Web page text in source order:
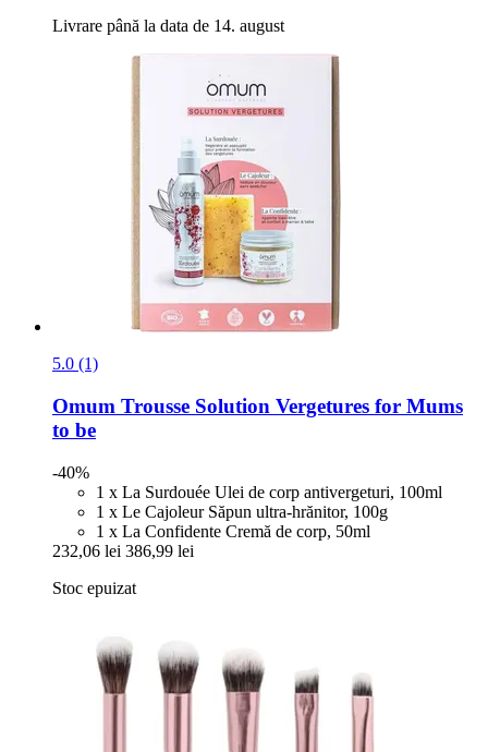
Livrare până la data de 14. august
5.0 (1)
Omum Trousse Solution Vergetures for Mums
to be
-40%
1 x La Surdouée Ulei de corp antivergeturi, 100ml
1 x Le Cajoleur Săpun ultra-hrănitor, 100g
1 x La Confidente Cremă de corp, 50ml
232,06 lei 386,99 lei
Stoc epuizat